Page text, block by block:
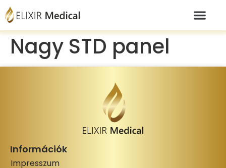
Nagy STD panel
Információk
Impresszum